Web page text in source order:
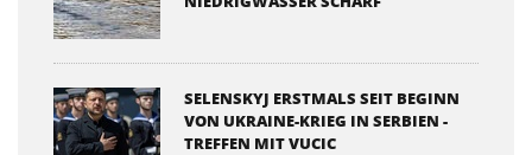
SELENSKYJ ERSTMALS SEIT BEGINN
VON UKRAINE-KRIEG IN SERBIEN -
TREFFEN MIT VUCIC